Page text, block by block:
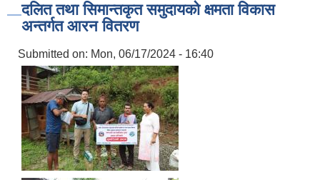
दलित तथा सिमान्तकृत समुदायको क्षमता विकास
अन्तर्गत आरन वितरण
Submitted on: Mon, 06/17/2024 - 16:40